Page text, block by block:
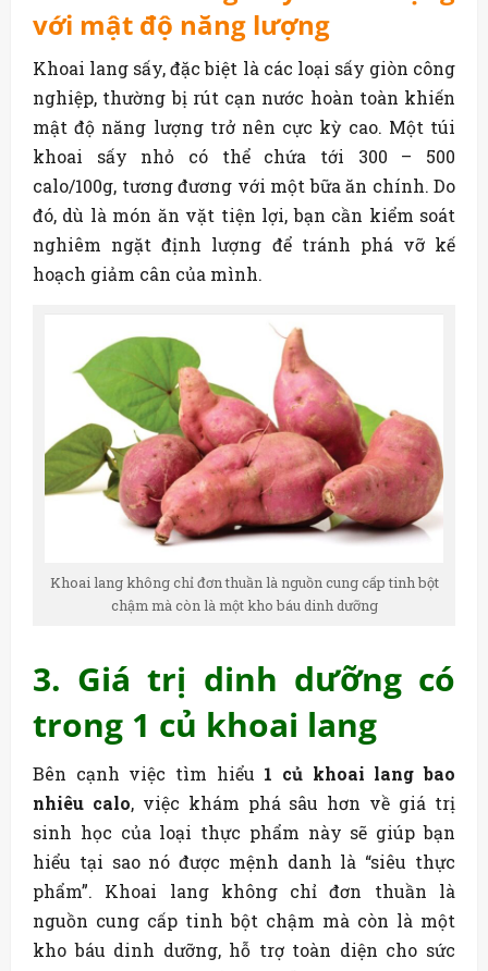
với mật độ năng lượng
Khoai lang sấy, đặc biệt là các loại sấy giòn công
nghiệp, thường bị rút cạn nước hoàn toàn khiến
mật độ năng lượng trở nên cực kỳ cao. Một túi
khoai sấy nhỏ có thể chứa tới 300 – 500
calo/100g, tương đương với một bữa ăn chính. Do
đó, dù là món ăn vặt tiện lợi, bạn cần kiểm soát
nghiêm ngặt định lượng để tránh phá vỡ kế
hoạch giảm cân của mình.
Khoai lang không chỉ đơn thuần là nguồn cung cấp tinh bột
chậm mà còn là một kho báu dinh dưỡng
3. Giá trị dinh dưỡng có
trong 1 củ khoai lang
Bên cạnh việc tìm hiểu 1 củ khoai lang bao
nhiêu calo, việc khám phá sâu hơn về giá trị
sinh học của loại thực phẩm này sẽ giúp bạn
hiểu tại sao nó được mệnh danh là “siêu thực
phẩm”. Khoai lang không chỉ đơn thuần là
nguồn cung cấp tinh bột chậm mà còn là một
kho báu dinh dưỡng, hỗ trợ toàn diện cho sức